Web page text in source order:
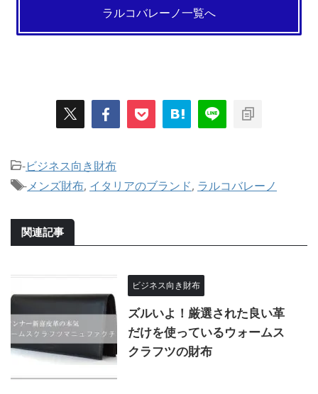
ラルコバレーノ一覧へ
-ビジネス向き財布
-メンズ財布, イタリアのブランド, ラルコバレーノ
関連記事
ビジネス向き財布
ズルいよ！厳選された良い革
だけを使っているウォームス
クラフツの財布